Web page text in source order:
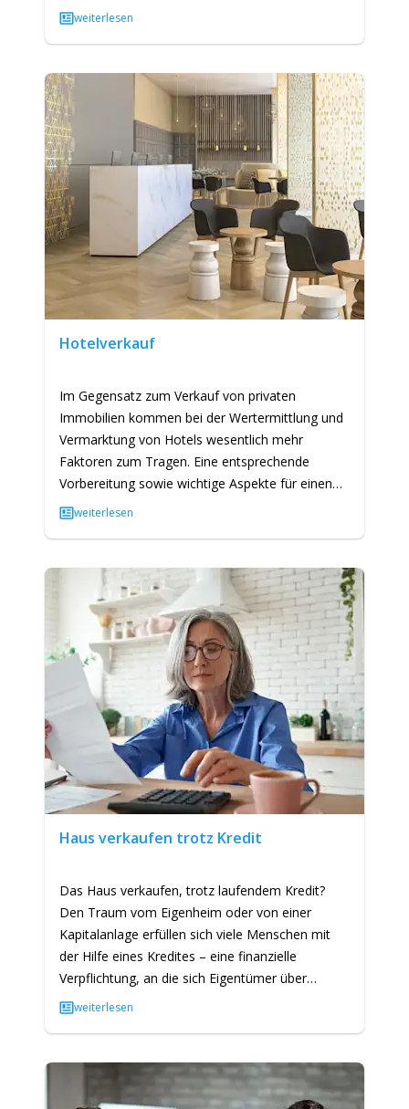
Bedeutung des Begriffes ist gleich…
weiterlesen
Hotelverkauf
Im Gegensatz zum Verkauf von privaten
Immobilien kommen bei der Wertermittlung und
Vermarktung von Hotels wesentlich mehr
Faktoren zum Tragen. Eine entsprechende
Vorbereitung sowie wichtige Aspekte für einen
erfolgreichen und problemlosen…
weiterlesen
Haus verkaufen trotz Kredit
Das Haus verkaufen, trotz laufendem Kredit?
Den Traum vom Eigenheim oder von einer
Kapitalanlage erfüllen sich viele Menschen mit
der Hilfe eines Kredites – eine finanzielle
Verpflichtung, an die sich Eigentümer über
mehrere Jahre binden, bis das…
weiterlesen